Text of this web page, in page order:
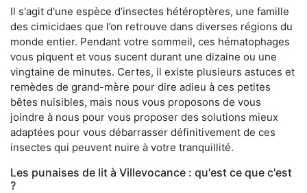
Il s'agit d'une espèce d’insectes hétéroptères, une famille
des cimicidaes que l’on retrouve dans diverses régions du
monde entier. Pendant votre sommeil, ces hématophages
vous piquent et vous sucent durant une dizaine ou une
vingtaine de minutes. Certes, il existe plusieurs astuces et
remèdes de grand-mère pour dire adieu à ces petites
bêtes nuisibles, mais nous vous proposons de vous
joindre à nous pour vous proposer des solutions mieux
adaptées pour vous débarrasser définitivement de ces
insectes qui peuvent nuire à votre tranquillité.
Les punaises de lit à Villevocance : qu'est ce que c'est
?